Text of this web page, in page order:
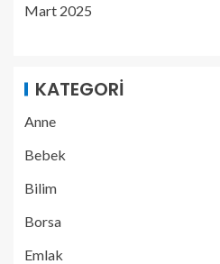
Mart 2025
KATEGORI
Anne
Bebek
Bilim
Borsa
Emlak